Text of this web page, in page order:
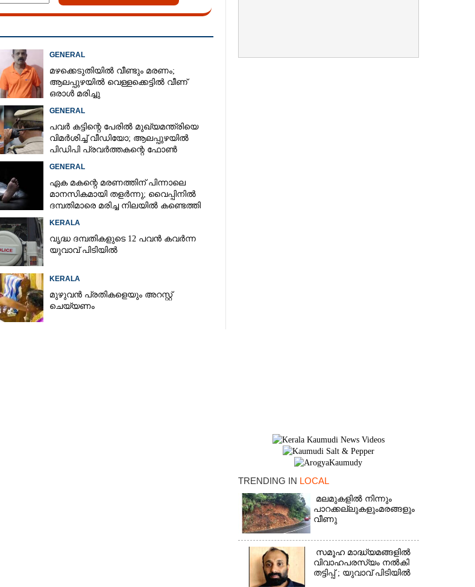
GENERAL
മഴക്കെടുതിയിൽ വീണ്ടും മരണം;
ആലപ്പുഴയിൽ വെള്ളക്കെട്ടിൽ വീണ്
ഒരാൾ മരിച്ചു
GENERAL
പവർ കട്ടിന്റെ പേരിൽ മുഖ്യമന്ത്രിയെ
വിമർശിച്ച് വീഡിയോ; ആലപ്പുഴയിൽ
പിഡിപി പ്രവർത്തകന്റെ ഫോൺ
GENERAL
ഏക മകന്റെ മരണത്തിന് പിന്നാലെ
മാനസികമായി തളർന്നു; വൈപ്പിനിൽ
ദമ്പതിമാരെ മരിച്ച നിലയിൽ കണ്ടെത്തി
KERALA
വൃദ്ധ ദമ്പതികളുടെ 12 പവൻ കവർന്ന
യുവാവ് പിടിയിൽ
KERALA
മുഴുവൻ പ്രതികളെയും അറസ്റ്റ്
ചെയ്യണം
TRENDING IN LOCAL
മലമുകളിൽ നിന്നും
പാറക്കല്ലുകളുംമരങ്ങളും
വീണു
സമൂഹ മാദ്ധ്യമങ്ങളിൽ
വിവാഹപരസ്യം നൽകി
തട്ടിപ്പ് ; യുവാവ് പിടിയിൽ
×